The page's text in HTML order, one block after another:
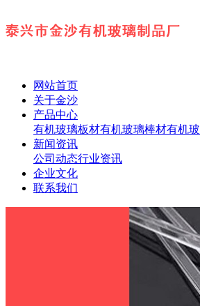
网站首页
关于金沙
产品中心
有机玻璃板材有机玻璃棒材有机
新闻资讯
公司动态行业资讯
企业文化
联系我们